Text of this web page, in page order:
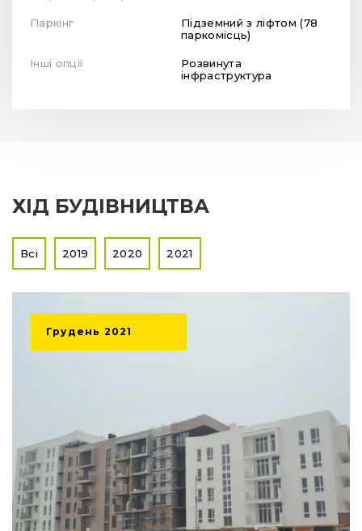
Паркінг
Підземний з ліфтом (78
паркомісць)
Інші опції
Розвинута
інфраструктура
ХІД БУДІВНИЦТВА
Всі 2019 2020 2021
Грудень 2021